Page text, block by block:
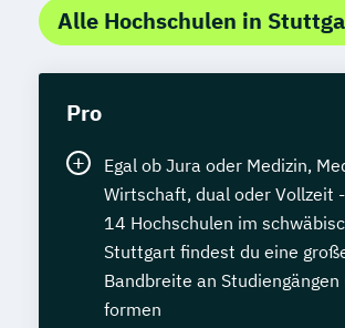
Alle Hochschulen in
Pro
Egal ob Jura oder Medizin,
Wirtschaft, dual oder Vollzeit
14 Hochschulen im
Stuttgart findest du eine
Bandbreite an Studiengängen
formen